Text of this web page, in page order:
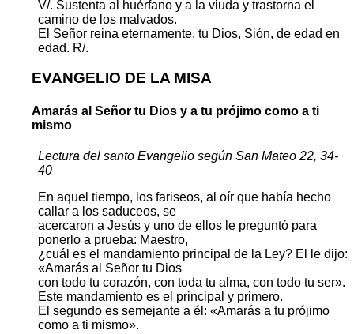
V/. Sustenta al huérfano y a la viuda y trastorna el
camino de los malvados.
El Señor reina eternamente, tu Dios, Sión, de edad en
edad. R/.
EVANGELIO DE LA MISA
Amarás al Señor tu Dios y a tu prójimo como a ti
mismo
Lectura del santo Evangelio según San Mateo 22, 34-
40
En aquel tiempo, los fariseos, al oír que había hecho
callar a los saduceos, se
acercaron a Jesús y uno de ellos le preguntó para
ponerlo a prueba: Maestro,
¿cuál es el mandamiento principal de la Ley? El le dijo:
«Amarás al Señor tu Dios
con todo tu corazón, con toda tu alma, con todo tu ser».
Este mandamiento es el principal y primero.
El segundo es semejante a él: «Amarás a tu prójimo
como a ti mismo».